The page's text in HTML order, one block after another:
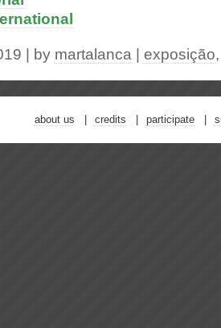
| by martalanca exposição
about us credits participate